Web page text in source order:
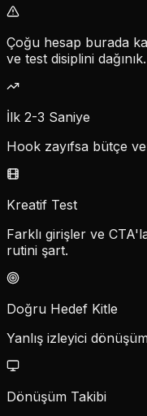
Çoğu hesap burada
ve test disiplini dağınık.
İlk 2-3 Saniye
Hook zayıfsa bütçe
Kreatif Test
Farklı girişler ve
rutini şart.
Doğru Hedef Kitle
Yanlış izleyici
Dönüşüm Takibi